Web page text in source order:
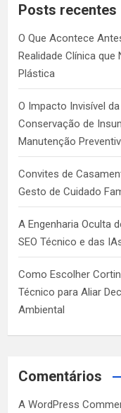
c
Posts recentes
O Que Acontece
Realidade Clínica
Plástica
O Impacto Invisível
Conservação de
Manutenção
Convites de
Gesto de Cuidado
A Engenharia Oculta
SEO Técnico e das
Como Escolher
Técnico para Aliar
Ambiental
Comentários
A WordPress